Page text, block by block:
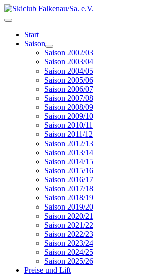
Start
Saison
Saison 2002/03
Saison 2003/04
Saison 2004/05
Saison 2005/06
Saison 2006/07
Saison 2007/08
Saison 2008/09
Saison 2009/10
Saison 2010/11
Saison 2011/12
Saison 2012/13
Saison 2013/14
Saison 2014/15
Saison 2015/16
Saison 2016/17
Saison 2017/18
Saison 2018/19
Saison 2019/20
Saison 2020/21
Saison 2021/22
Saison 2022/23
Saison 2023/24
Saison 2024/25
Saison 2025/26
Preise und Lift